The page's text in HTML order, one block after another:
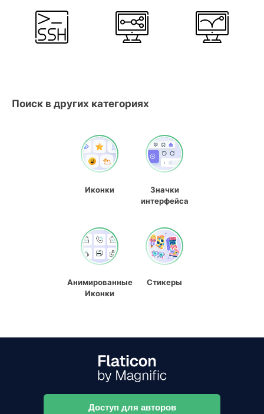
Поиск в других категориях
Иконки
Значки
интерфейса
Анимированные
Иконки
Стикеры
Доступ для авторов